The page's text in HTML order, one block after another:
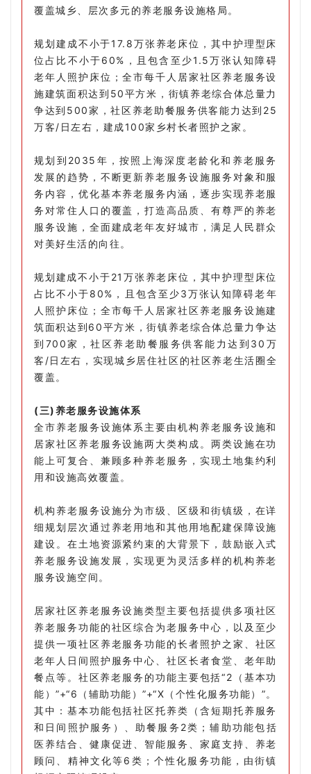
覆盖城乡、层次多元的养老服务设施格局。
规划建成不小于17.8万张养老床位，其中护理型床
位占比不小于60%，且包含至少1.5万张认知障碍
老年人照护床位；全市每千人居家社区养老服务设
施建筑面积达到50平方米，街镇养老综合体总量力
争达到500家，社区养老助餐服务供客能力达到25
万客/日左右，建成100家乡村长者照护之家。
规划到2035年，按照上海深度老龄化和养老服务
发展的趋势，不断更新养老服务设施服务对象和服
务内容，优化基本养老服务内涵，逐步实现养老服
务对常住人口的覆盖，打造高品质、有尊严的养老
服务设施，全面建成老年友好城市，满足人民群众
对美好生活的向往。
规划建成不小于21万张养老床位，其中护理型床位
占比不小于80%，且包含至少3万张认知障碍老年
人照护床位；全市每千人居家社区养老服务设施建
筑面积达到60平方米，街镇养老综合体总量力争达
到700家，社区养老助餐服务供客能力达到30万
客/日左右，实现城乡居住社区的社区养老生活圈全
覆盖。
(三)养老服务设施体系
全市养老服务设施体系主要由机构养老服务设施和
居家社区养老服务设施两大类构成。两类设施在功
能上可复合、兼顾多种养老服务，实现土地集约利
用和设施高效覆盖。
机构养老服务设施分为市级、区级和街镇级，在详
细规划层次通过养老用地和其他用地配建保障设施
建设。在土地资源紧约束的大背景下，鼓励嵌入式
养老服务设施发展，实现更为灵活多样的机构养老
服务设施空间。
居家社区养老服务设施类型主要包括提供多项社区
养老服务功能的社区综合为老服务中心，以及至少
提供一项社区养老服务功能的长者照护之家、社区
老年人日间照护服务中心、社区长者食堂、老年助
餐点等。社区养老服务的功能主要包括“2（基本功
能）”+“6（辅助功能）”+“X（个性化服务功能）”。
其中：基本功能包括社区托养类（含短期托养服务
和日间照护服务）、助餐服务2类；辅助功能包括
医养结合、健康促进、智能服务、家庭支持、养老
顾问、精神文化等6类；个性化服务功能，由街镇